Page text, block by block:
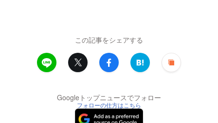
この記事をシェアする
Googleトップニュースでフォロー
フォローの仕方はこちら